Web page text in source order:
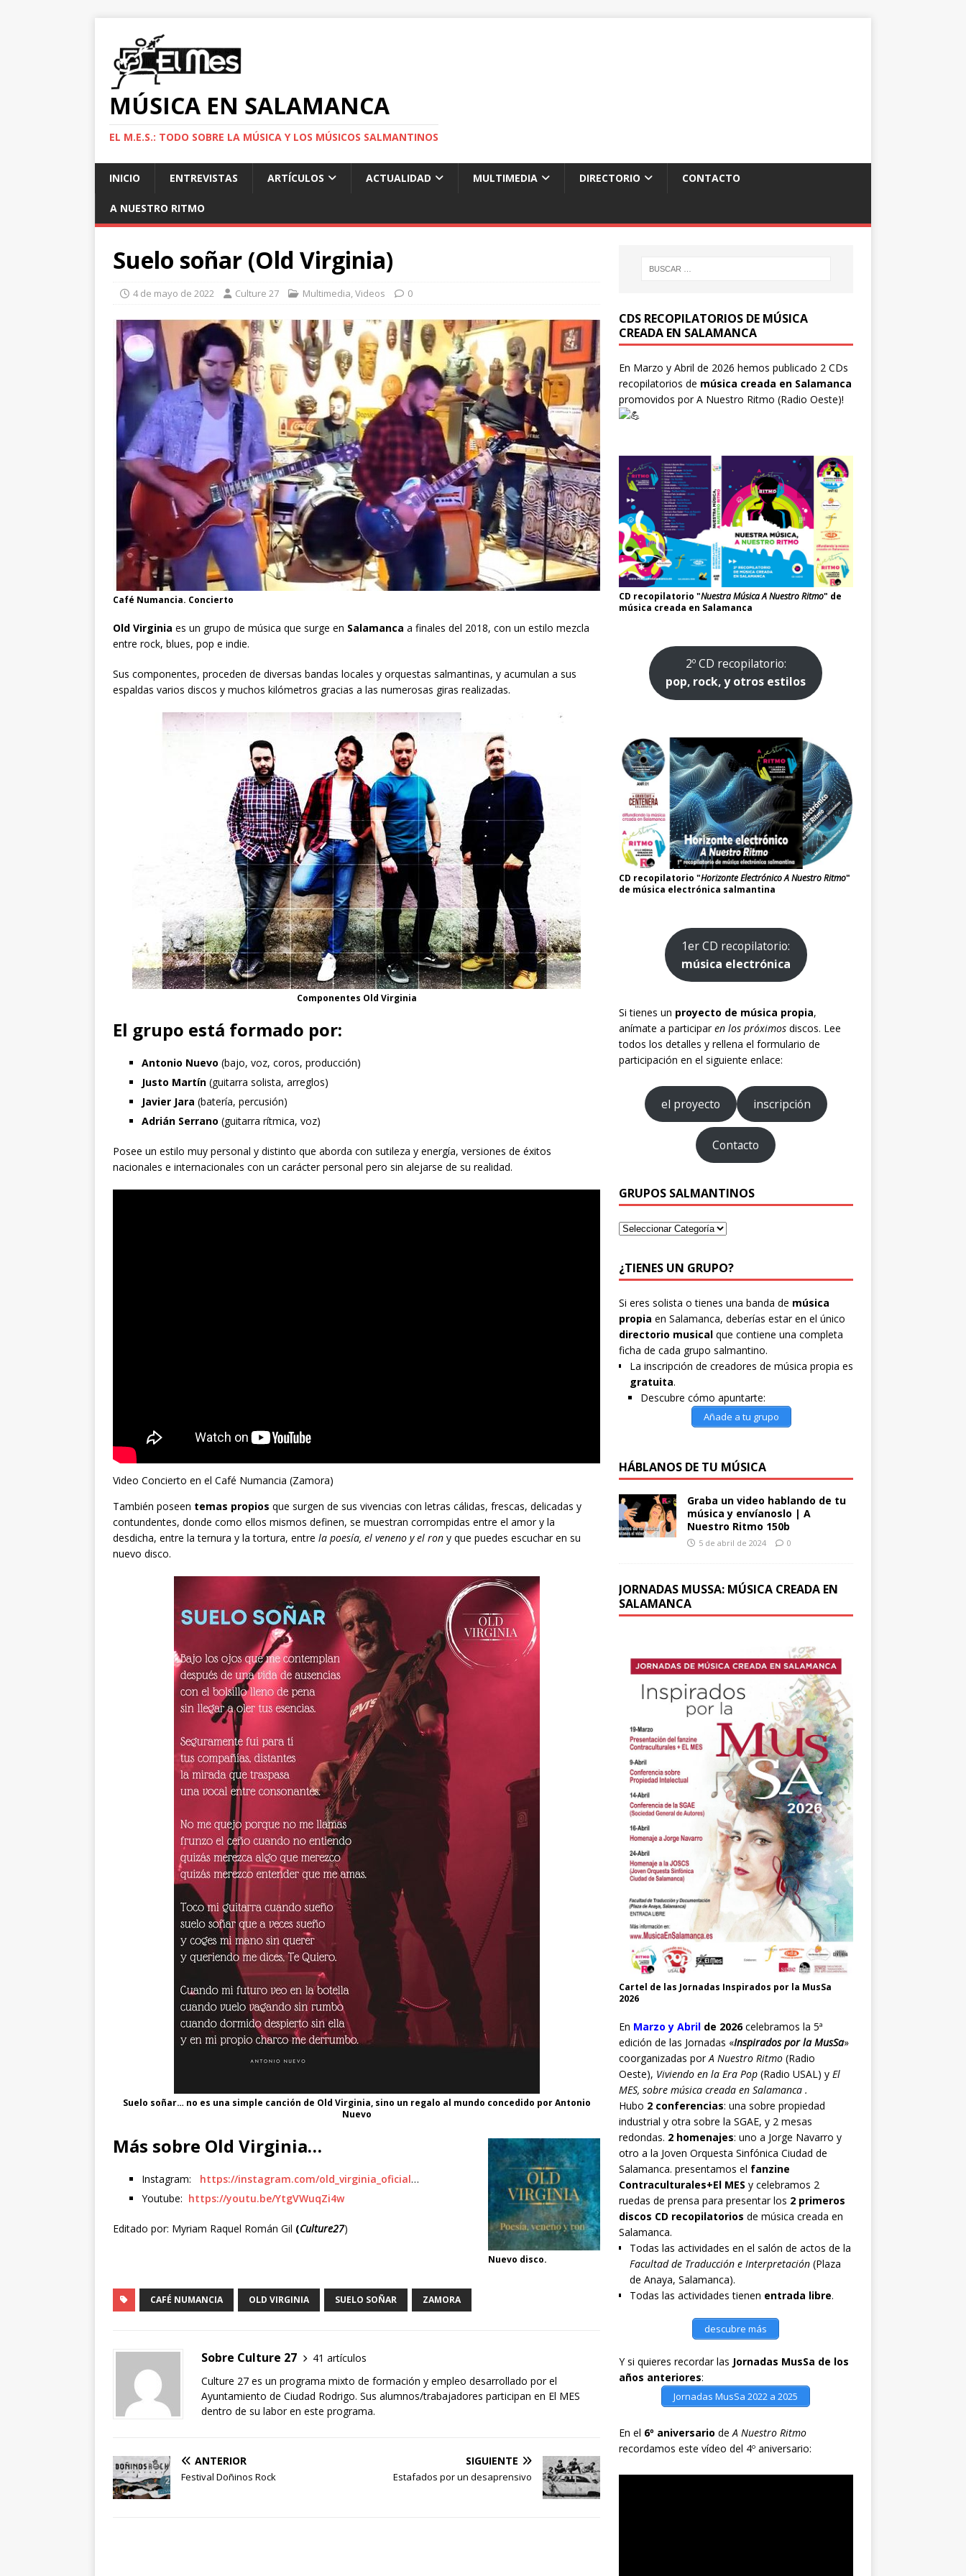
MÚSICA EN SALAMANCA
EL M.E.S.: TODO SOBRE LA MÚSICA Y LOS MÚSICOS SALMANTINOS
INICIO ENTREVISTAS ARTÍCULOS ACTUALIDAD MULTIMEDIA DIRECTORIO CONTACTO
A NUESTRO RITMO
Suelo soñar (Old Virginia)
4 de mayo de 2022 Culture 27 Multimedia,Videos 0
Café Numancia. Concierto
Old Virginia es un grupo de música que surge en Salamanca a finales del 2018, con un estilo mezcla
entre rock, blues, pop e indie.
Sus componentes, proceden de diversas bandas locales y orquestas salmantinas, y acumulan a sus
espaldas varios discos y muchos kilómetros gracias a las numerosas giras realizadas.
Componentes Old Virginia
El grupo está formado por:
Antonio Nuevo (bajo, voz, coros, producción)
Justo Martín (guitarra solista, arreglos)
Javier Jara (batería, percusión)
Adrián Serrano (guitarra rítmica, voz)
Posee un estilo muy personal y distinto que aborda con sutileza y energía, versiones de éxitos
nacionales e internacionales con un carácter personal pero sin alejarse de su realidad.
Video Concierto en el Café Numancia (Zamora)
También poseen temas propios que surgen de sus vivencias con letras cálidas, frescas, delicadas y
contundentes, donde como ellos mismos definen, se muestran corrompidas entre el amor y la
desdicha, entre la ternura y la tortura, entre la poesía, el veneno y el ron y que puedes escuchar en su
nuevo disco.
Suelo soñar… no es una simple canción de Old Virginia, sino un regalo al mundo concedido por Antonio
Nuevo
Nuevo disco.
Más sobre Old Virginia…
Instagram: https://instagram.com/old_virginia_oficial…
Youtube: https://youtu.be/YtgVWuqZi4w
Editado por: Myriam Raquel Román Gil (Culture27)
CAFÉ NUMANCIA OLD VIRGINIA SUELO SOÑAR ZAMORA
Sobre Culture 27
41 artículos
Culture 27 es un programa mixto de formación y empleo desarrollado por el
Ayuntamiento de Ciudad Rodrigo. Sus alumnos/trabajadores participan en El MES
dentro de su labor en este programa.
ANTERIOR
Festival Doñinos Rock
SIGUIENTE
Estafados por un desaprensivo
CDS RECOPILATORIOS DE MÚSICA
CREADA EN SALAMANCA
En Marzo y Abril de 2026 hemos publicado 2 CDs
recopilatorios de música creada en Salamanca
promovidos porA Nuestro Ritmo (Radio Oeste)!
CD recopilatorio "Nuestra Música A Nuestro Ritmo" de
música creada en Salamanca
2º CD recopilatorio:
pop, rock, y otros estilos
CD recopilatorio "Horizonte Electrónico A Nuestro Ritmo"
de música electrónica salmantina
1er CD recopilatorio:
música electrónica
Si tienes un proyecto de música propia,
anímate a participaren los próximosdiscos. Lee
todos los detalles y rellena el formulario de
participación en el siguiente enlace:
el proyecto inscripción
Contacto
GRUPOS SALMANTINOS
¿TIENES UN GRUPO?
Si eres solista o tienes una banda de música
propia en Salamanca, deberías estar en el único
directorio musicalque contiene una completa
ficha de cada grupo salmantino.
La inscripción de creadores de música propia es
gratuita.
Descubre cómo apuntarte:
Añade a tu grupo
HÁBLANOS DE TU MÚSICA
Graba un video hablando de tu
música y envíanoslo | A
Nuestro Ritmo 150b
5 de abril de 2024 0
JORNADAS MUSSA: MÚSICA CREADA EN
SALAMANCA
Cartel de las Jornadas Inspirados por la MusSa
2026
En Marzo y Abril de 2026celebramos la 5ª
edición de las Jornadas «Inspirados por la MusSa»
coorganizadas porA Nuestro Ritmo(Radio
Oeste), Viviendo en la Era Pop(Radio USAL) y El
MES, sobre música creada en Salamanca .
Hubo 2 conferencias: una sobre propiedad
industrial y otra sobre la SGAE, y 2 mesas
redondas. 2 homenajes: uno a Jorge Navarro y
otro a la Joven Orquesta Sinfónica Ciudad de
Salamanca. presentamos el fanzine
Contraculturales+El MES y celebramos 2
ruedas de prensa para presentar los 2 primeros
discos CD recopilatorios de música creada en
Salamanca.
Todas las actividades en el salón de actos de la
Facultad de Traducción e Interpretación(Plaza
de Anaya, Salamanca).
Todas las actividades tienen entrada libre.
descubre más
Y si quieres recordar las Jornadas MusSa de los
años anteriores:
Jornadas MusSa 2022 a 2025
En el 6º aniversario deA Nuestro Ritmo
recordamos este vídeo del 4º aniversario: